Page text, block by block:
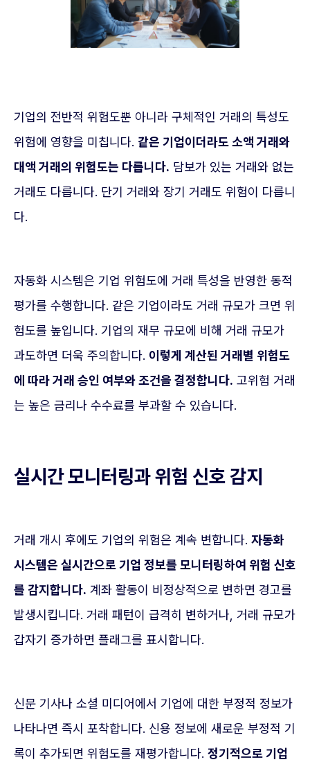
기업의 전반적 위험도뿐 아니라 구체적인 거래의 특성도
위험에 영향을 미칩니다. 같은 기업이더라도 소액 거래와
대액 거래의 위험도는 다릅니다. 담보가 있는 거래와 없는
거래도 다릅니다. 단기 거래와 장기 거래도 위험이 다릅니
다.
자동화 시스템은 기업 위험도에 거래 특성을 반영한 동적
평가를 수행합니다. 같은 기업이라도 거래 규모가 크면 위
험도를 높입니다. 기업의 재무 규모에 비해 거래 규모가
과도하면 더욱 주의합니다. 이렇게 계산된 거래별 위험도
에 따라 거래 승인 여부와 조건을 결정합니다. 고위험 거래
는 높은 금리나 수수료를 부과할 수 있습니다.
실시간 모니터링과 위험 신호 감지
거래 개시 후에도 기업의 위험은 계속 변합니다. 자동화
시스템은 실시간으로 기업 정보를 모니터링하여 위험 신호
를 감지합니다. 계좌 활동이 비정상적으로 변하면 경고를
발생시킵니다. 거래 패턴이 급격히 변하거나, 거래 규모가
갑자기 증가하면 플래그를 표시합니다.
신문 기사나 소셜 미디어에서 기업에 대한 부정적 정보가
나타나면 즉시 포착합니다. 신용 정보에 새로운 부정적 기
록이 추가되면 위험도를 재평가합니다. 정기적으로 기업